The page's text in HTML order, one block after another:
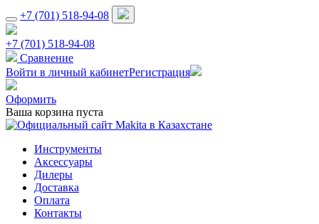
+7 (701) 518-94-08
+7 (701) 518-94-08
Сравнение
Войти в личный кабинетРегистрация
Оформить
Ваша корзина пуста
Инструменты
Аксессуары
Дилеры
Доставка
Оплата
Контакты